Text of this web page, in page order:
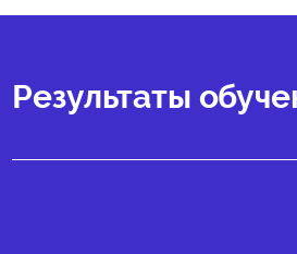
Результаты